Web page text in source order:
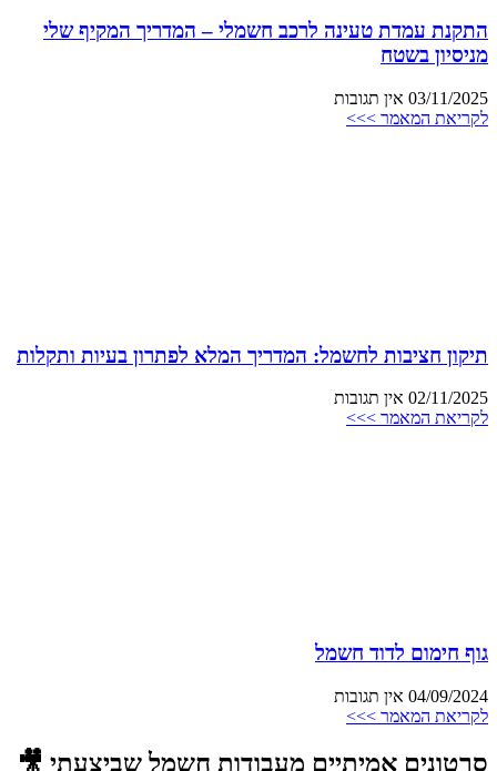
התקנת עמדת טעינה לרכב חשמלי – המדריך המקיף שלי
מניסיון בשטח
03/11/2025 אין תגובות
לקריאת המאמר >>>
תיקון חציבות לחשמל: המדריך המלא לפתרון בעיות ותקלות
02/11/2025 אין תגובות
לקריאת המאמר >>>
גוף חימום לדוד חשמל
04/09/2024 אין תגובות
לקריאת המאמר >>>
סרטונים אמיתיים מעבודות חשמל שביצעתי 🎥